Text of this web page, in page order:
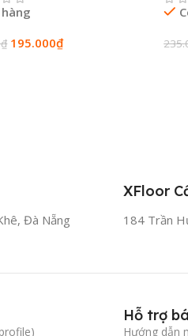
₫ 195.000₫
Đà Nẵng
XFloor
184 Trần
Hỗ trợ
Hướng dẫn